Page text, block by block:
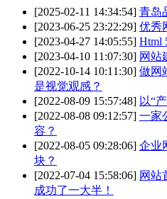
[2025-02-11 14:34:54] 青岛
[2023-06-25 23:22:29] 优秀
[2023-04-27 14:05:55] Html
[2023-04-10 11:07:30] 网站
[2022-10-14 10:11:30] 做网
是视觉观感？
[2022-08-09 15:57:48] 以“
[2022-08-08 09:12:57] 一家
容？
[2022-08-05 09:28:06] 企业
块？
[2022-07-04 15:58:06] 网站
成功了一大半！